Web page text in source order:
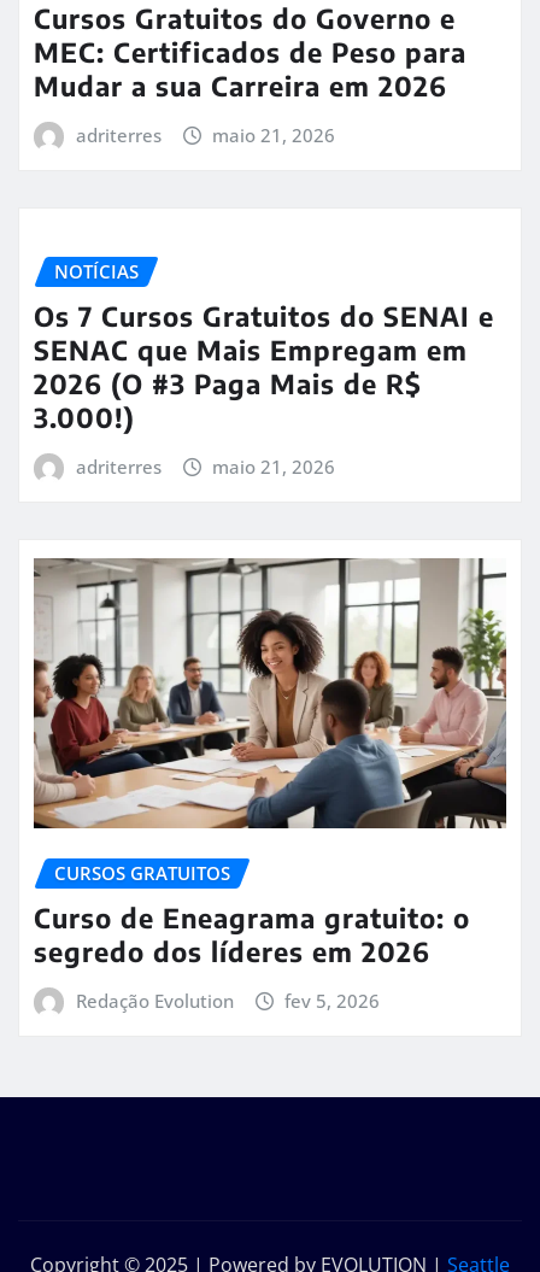
Cursos Gratuitos do Governo e
MEC: Certificados de Peso para
Mudar a sua Carreira em 2026
adriterres maio 21, 2026
NOTÍCIAS
Os 7 Cursos Gratuitos do SENAI e
SENAC que Mais Empregam em
2026 (O #3 Paga Mais de R$
3.000!)
adriterres maio 21, 2026
CURSOS GRATUITOS
Curso de Eneagrama gratuito: o
segredo dos líderes em 2026
Redação Evolution fev 5, 2026
Copyright © 2025 | Powered by EVOLUTION | Seattle